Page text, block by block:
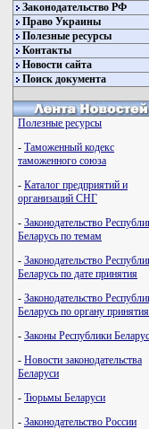
Законодательство РФ
Право Украины
Полезные ресурсы
Контакты
Новости сайта
Поиск документа
Полезные ресурсы
- Таможенный кодекс
таможенного союза
- Каталог предприятий и
организаций СНГ
- Законодательство
Беларусь по темам
- Законодательство
Беларусь по дате принятия
- Законодательство
Беларусь по органу принятия
- Законы Республики
- Новости законодательства
Беларуси
- Тюрьмы Беларуси
- Законодательство России